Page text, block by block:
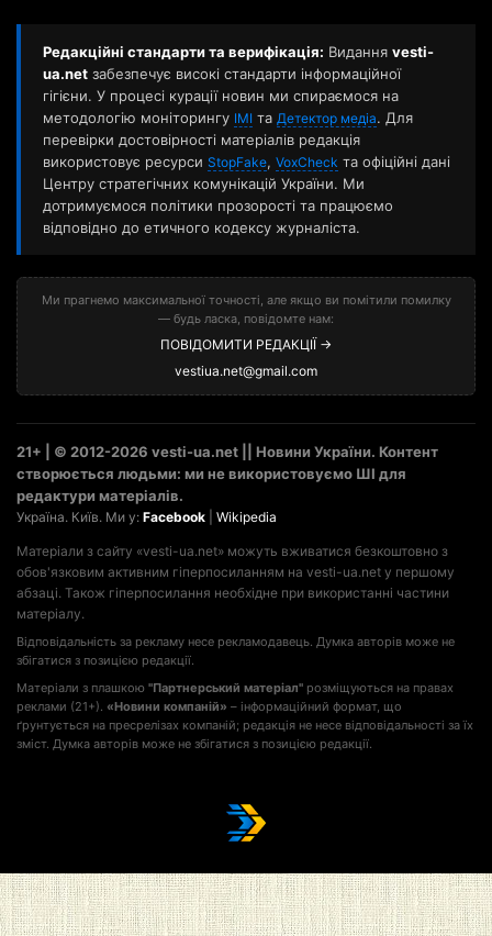
Редакційні стандарти та верифікація: Видання vesti-
ua.net забезпечує високі стандарти інформаційної
гігієни. У процесі курації новин ми спираємося на
методологію моніторингу ІМІ та Детектор медіа. Для
перевірки достовірності матеріалів редакція
використовує ресурси StopFake, VoxCheck та офіційні дані
Центру стратегічних комунікацій України. Ми
дотримуємося політики прозорості та працюємо
відповідно до етичного кодексу журналіста.
Ми прагнемо максимальної точності, але якщо ви помітили помилку
— будь ласка, повідомте нам:
ПОВІДОМИТИ РЕДАКЦІЇ →
vestiua.net@gmail.com
21+ | © 2012-2026 vesti-ua.net || Новини України. Контент
створюється людьми: ми не використовуємо ШІ для
редактури матеріалів.
Україна. Київ. Ми у: Facebook Wikipedia
Матеріали з сайту «vesti-ua.net» можуть вживатися безкоштовно з
обов'язковим активним гіперпосиланням на vesti-ua.net у першому
абзаці. Також гіперпосилання необхідне при використанні частини
матеріалу.
Відповідальність за рекламу несе рекламодавець. Думка авторів може не
збігатися з позицією редакції.
Матеріали з плашкою "Партнерський матеріал" розміщуються на правах
реклами (21+). «Новини компаній» – інформаційний формат, що
ґрунтується на пресрелізах компаній; редакція не несе відповідальності за їх
зміст. Думка авторів може не збігатися з позицією редакції.